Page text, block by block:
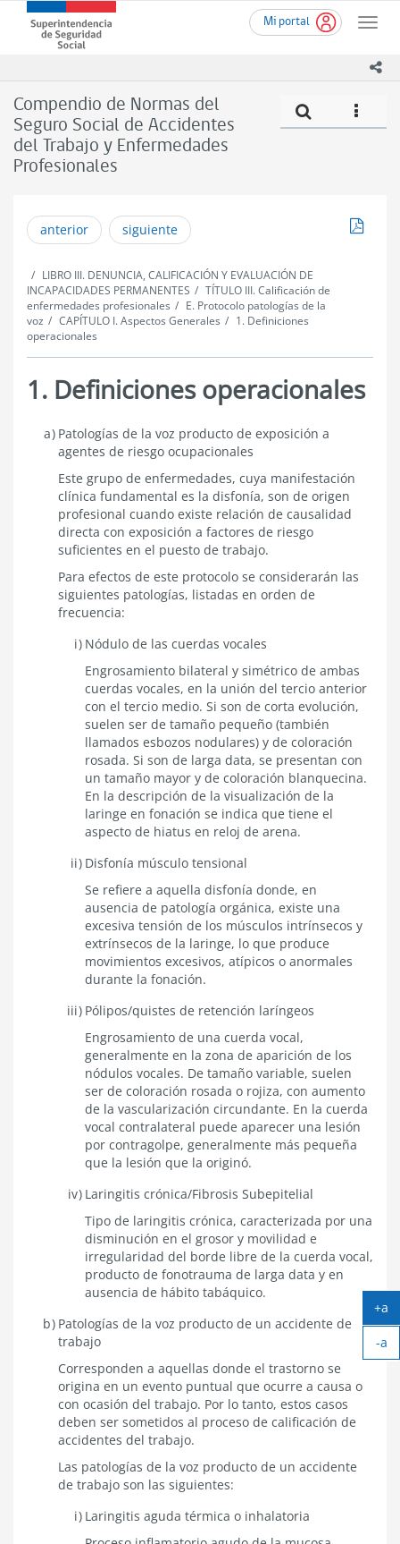
contenido
Mi portal
Toggle
Superintendencia
de
(SUSESO)
-
Gobierno
de
Chile
Compendio de Normas del
Seguro Social de Accidentes
del Trabajo y Enfermedades
Profesionales
icono
anterior siguiente
LIBRO III. DENUNCIA, CALIFICACIÓN Y EVALUACIÓN DE
INCAPACIDADES PERMANENTES
TÍTULO III. Calificación de
enfermedades profesionales
E. Protocolo patologías de la
voz
CAPÍTULO I. Aspectos Generales
1. Definiciones
operacionales
1. Definiciones operacionales
Definiciones
operacionales
Patologías de la voz producto de exposición a
agentes de riesgo ocupacionales
Este grupo de enfermedades, cuya manifestación
clínica fundamental es la disfonía, son de origen
profesional cuando existe relación de causalidad
directa con exposición a factores de riesgo
suficientes en el puesto de trabajo.
Para efectos de este protocolo se considerarán las
siguientes patologías, listadas en orden de
frecuencia:
Nódulo de las cuerdas vocales
Engrosamiento bilateral y simétrico de ambas
cuerdas vocales, en la unión del tercio anterior
con el tercio medio. Si son de corta evolución,
suelen ser de tamaño pequeño (también
llamados esbozos nodulares) y de coloración
rosada. Si son de larga data, se presentan con
un tamaño mayor y de coloración blanquecina.
En la descripción de la visualización de la
laringe en fonación se indica que tiene el
aspecto de hiatus en reloj de arena.
Disfonía músculo tensional
Se refiere a aquella disfonía donde, en
ausencia de patología orgánica, existe una
excesiva tensión de los músculos intrínsecos y
extrínsecos de la laringe, lo que produce
movimientos excesivos, atípicos o anormales
durante la fonación.
Pólipos/quistes de retención laríngeos
Engrosamiento de una cuerda vocal,
generalmente en la zona de aparición de los
nódulos vocales. De tamaño variable, suelen
ser de coloración rosada o rojiza, con aumento
de la vascularización circundante. En la cuerda
vocal contralateral puede aparecer una lesión
por contragolpe, generalmente más pequeña
que la lesión que la originó.
Laringitis crónica/Fibrosis Subepitelial
Tipo de laringitis crónica, caracterizada por una
disminución en el grosor y movilidad e
irregularidad del borde libre de la cuerda vocal,
producto de fonotrauma de larga data y en
ausencia de hábito tabáquico.
Patologías de la voz producto de un accidente de
trabajo
Corresponden a aquellas donde el trastorno se
origina en un evento puntual que ocurre a causa o
con ocasión del trabajo. Por lo tanto, estos casos
deben ser sometidos al proceso de calificación de
accidentes del trabajo.
Las patologías de la voz producto de un accidente
de trabajo son las siguientes:
Laringitis aguda térmica o inhalatoria
+a
-a